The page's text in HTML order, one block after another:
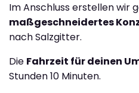
Im Anschluss erstellen wir
maßgeschneidertes
nach Salzgitter.
Die Fahrzeit für deinen
Stunden 10 Minuten.